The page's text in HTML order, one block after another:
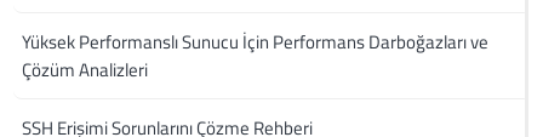
Yüksek Performanslı Sunucu İçin Performans Darboğazları ve
Çözüm Analizleri
SSH Erişimi Sorunlarını Çözme Rehberi